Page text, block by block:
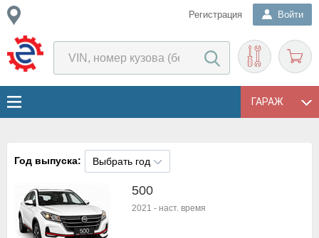
Регистрация Войти
ГАРАЖ
Год выпуска: Выбрать год
500
2021 - наст. время